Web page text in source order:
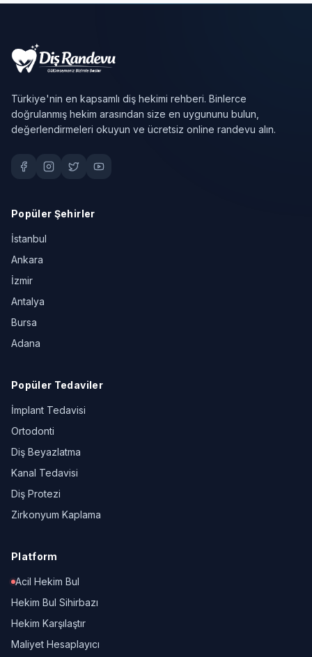
Türkiye'nin en kapsamlı diş hekimi rehberi. Binlerce
doğrulanmış hekim arasından size en uygununu bulun,
değerlendirmeleri okuyun ve ücretsiz online randevu alın.
Popüler Şehirler
İstanbul
Ankara
İzmir
Antalya
Bursa
Adana
Popüler Tedaviler
İmplant Tedavisi
Ortodonti
Diş Beyazlatma
Kanal Tedavisi
Diş Protezi
Zirkonyum Kaplama
Platform
Acil Hekim Bul
Hekim Bul Sihirbazı
Hekim Karşılaştır
Maliyet Hesaplayıcı